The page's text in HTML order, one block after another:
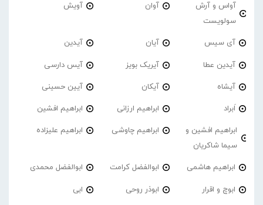
آواس و آرش
سولویست
آوان آویش
آی سیس آیان آیدین
آیدین عطا آیریک بویز آیس دارسی
آیشاه آیکان آیین حسینی
اَبراد ابراهیم ارزانی ابراهیم افشین
ابراهیم افشین و
سیما شاکریان
ابراهیم چاوشی ابراهیم علیزاده
ابراهیم هاشمی ابوالفضل کرامت ابوالفضل محمدی
ابوچ و اقرار ابوذر روحی ابی